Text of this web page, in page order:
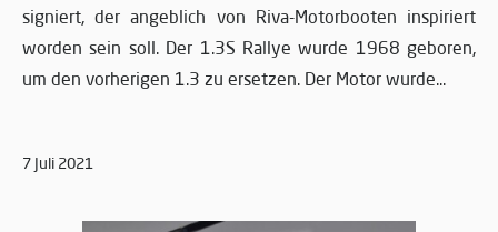
signiert, der angeblich von Riva-Motorbooten inspiriert
worden sein soll. Der 1.3S Rallye wurde 1968 geboren,
um den vorherigen 1.3 zu ersetzen. Der Motor wurde...
7 Juli 2021